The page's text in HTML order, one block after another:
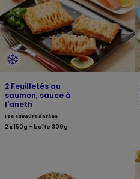
2 Feuilletés au
saumon, sauce à
l'aneth
Les saveurs dorées
2 x 150g - boîte 300g